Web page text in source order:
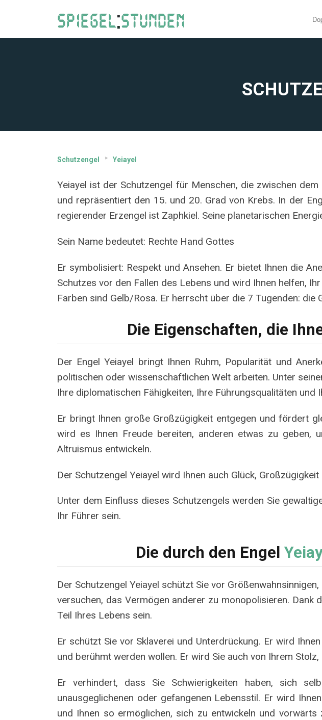
Schutzengel Yeiayel
Yeiayel ist der Schutzengel für Menschen, die zwischen
und repräsentiert den 15. und 20. Grad von Krebs. In der
regierender Erzengel ist Zaphkiel. Seine planetarischen
Sein Name bedeutet: Rechte Hand Gottes
Er symbolisiert: Respekt und Ansehen. Er bietet Ihnen die
Schutzes vor den Fallen des Lebens und wird Ihnen helfen,
Farben sind Gelb/Rosa. Er herrscht über die 7 Tugenden: die
Die Eigenschaften, die
Der Engel Yeiayel bringt Ihnen Ruhm, Popularität und
politischen oder wissenschaftlichen Welt arbeiten. Unter
Ihre diplomatischen Fähigkeiten, Ihre Führungsqualitäten
Er bringt Ihnen große Großzügigkeit entgegen und fördert
wird es Ihnen Freude bereiten, anderen etwas zu geben,
Altruismus entwickeln.
Der Schutzengel Yeiayel wird Ihnen auch Glück,
Unter dem Einfluss dieses Schutzengels werden Sie
Ihr Führer sein.
Die durch den Engel
Der Schutzengel Yeiayel schützt Sie vor
versuchen, das Vermögen anderer zu monopolisieren. Dank
Teil Ihres Lebens sein.
Er schützt Sie vor Sklaverei und Unterdrückung. Er wird
und berühmt werden wollen. Er wird Sie auch von Ihrem
Er verhindert, dass Sie Schwierigkeiten haben, sich
unausgeglichenen oder gefangenen Lebensstil. Er wird
und Ihnen so ermöglichen, sich zu entwickeln und